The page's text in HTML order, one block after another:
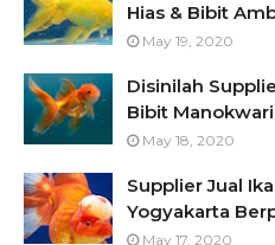
Hias & Bibit
May 19, 2020
Disinilah
Bibit
May 18, 2020
Supplier Jual
Yogyakarta
May 17, 2020